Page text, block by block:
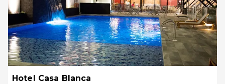
Hotel Casa Blanca